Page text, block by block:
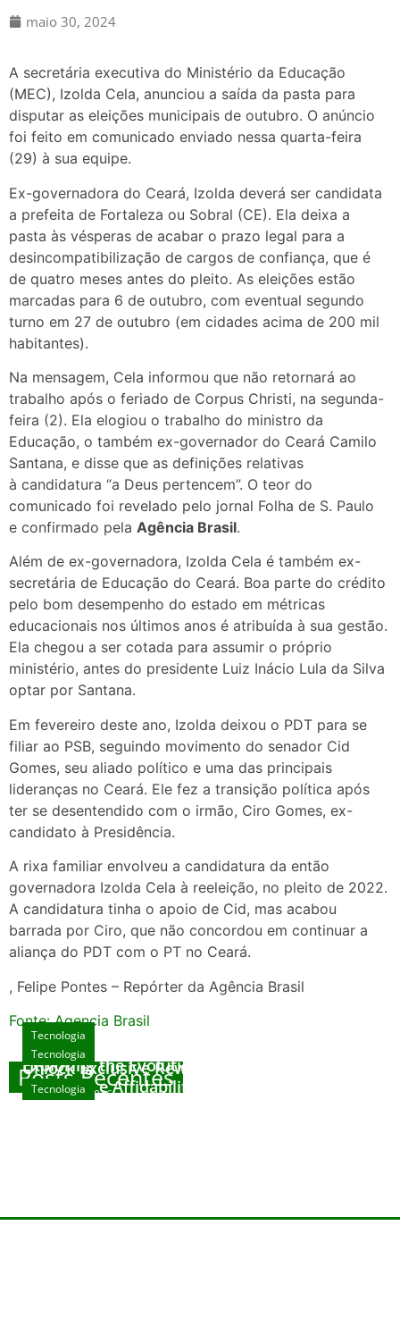
maio 30, 2024
A secretária executiva do Ministério da Educação
(MEC), Izolda Cela, anunciou a saída da pasta para
disputar as eleições municipais de outubro. O anúncio
foi feito em comunicado enviado nessa quarta-feira
(29) à sua equipe.
Ex-governadora do Ceará, Izolda deverá ser candidata
a prefeita de Fortaleza ou Sobral (CE). Ela deixa a
pasta às vésperas de acabar o prazo legal para a
desincompatibilização de cargos de confiança, que é
de quatro meses antes do pleito. As eleições estão
marcadas para 6 de outubro, com eventual segundo
turno em 27 de outubro (em cidades acima de 200 mil
habitantes).
Na mensagem, Cela informou que não retornará ao
trabalho após o feriado de Corpus Christi, na segunda-
feira (2). Ela elogiou o trabalho do ministro da
Educação, o também ex-governador do Ceará Camilo
Santana, e disse que as definições relativas
à candidatura “a Deus pertencem”. O teor do
comunicado foi revelado pelo jornal Folha de S. Paulo
e confirmado pela Agência Brasil.
Além de ex-governadora, Izolda Cela é também ex-
secretária de Educação do Ceará. Boa parte do crédito
pelo bom desempenho do estado em métricas
educacionais nos últimos anos é atribuída à sua gestão.
Ela chegou a ser cotada para assumir o próprio
ministério, antes do presidente Luiz Inácio Lula da Silva
optar por Santana.
Em fevereiro deste ano, Izolda deixou o PDT para se
filiar ao PSB, seguindo movimento do senador Cid
Gomes, seu aliado político e uma das principais
lideranças no Ceará. Ele fez a transição política após
ter se desentendido com o irmão, Ciro Gomes, ex-
candidato à Presidência.
A rixa familiar envolveu a candidatura da então
governadora Izolda Cela à reeleição, no pleito de 2022.
A candidatura tinha o apoio de Cid, mas acabou
barrada por Ciro, que não concordou em continuar a
aliança do PDT com o PT no Ceará.
, Felipe Pontes – Repórter da Agência Brasil
Fonte: Agencia Brasil
Posts Recentes
Tecnologia
Exploring the Evolution of Online Slot Games
agosto 7, 2026
Tecnologia
Unlock Exclusive Rewards at The Big Dog
House
Tecnologia
Sicurezza e Affidabilità di Mr Nulls Wicked
Wares
Tecnologia